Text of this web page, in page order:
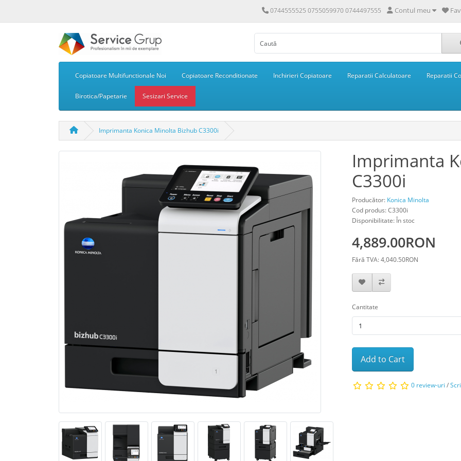
0744555525 0755059970 0744497555 Contul meu
Copiatoare Multifunctionale Noi Copiatoare Reconditionate Inchirieri Copiatoare Reparatii Calculatoare Reparatii
Birotica/Papetarie Sesizari Service
Imprimanta Konica Minolta Bizhub C3300i
Imprimanta
C3300i
Producător: Konica Minolta
Cod produs: C3300i
Disponibilitate: În stoc
4,889.00RON
Fără TVA: 4,040.50RON
Cantitate
Add to Cart
0 review-uri /